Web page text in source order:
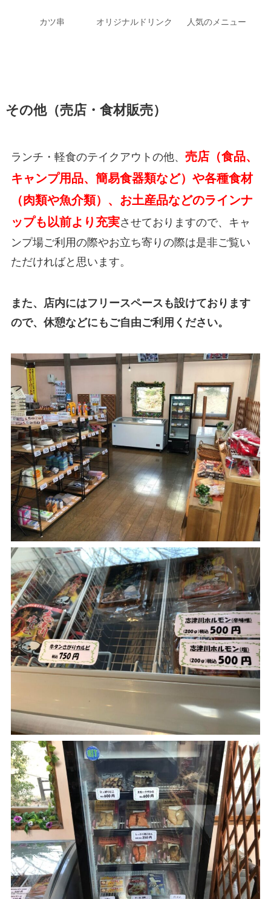
カツ串 オリジナルドリンク 人気のメニュー
その他（売店・食材販売）
ランチ・軽食のテイクアウトの他、 売店（食品、
キャンプ用品、簡易食器類など）や各種食材
（肉類や魚介類）、お土産品などのラインナ
ップも以前より充実させておりますので、キャ
ンプ場ご利用の際やお立ち寄りの際は是非ご覧い
ただければと思います。
また、店内にはフリースペースも設けております
ので、休憩などにもご自由ご利用ください。